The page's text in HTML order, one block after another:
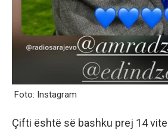
Foto: Instagram
Çifti është së bashku prej 14